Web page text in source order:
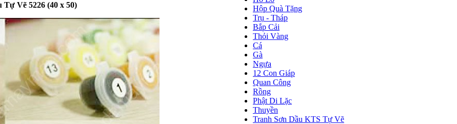
Tự Vẽ 5226 (40 x 50)
Hộp Quà Tặng
Trụ - Tháp
Bắp Cải
Thỏi Vàng
Cá
Gà
Ngựa
12 Con Giáp
Quan Công
Rồng
Phật Di Lặc
Thuyền
Tranh Sơn Dầu KTS Tự Vẽ